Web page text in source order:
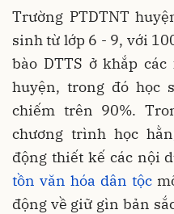
Trường PTDTNT
sinh từ lớp 6 - 9, với
bào DTTS ở khắp
huyện, trong đó học
chiếm trên 90%.
chương trình học
động thiết kế các nội
tồn văn hóa dân tộc
động về giữ gìn bản